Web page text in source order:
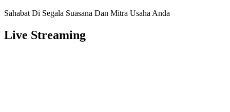
Sahabat Di Segala Suasana Dan Mitra Usaha Anda
Live Streaming